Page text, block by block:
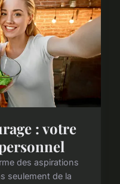
: votre
des aspirations
seulement de la